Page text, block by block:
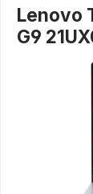
Lenovo
G9
Bildergalerie